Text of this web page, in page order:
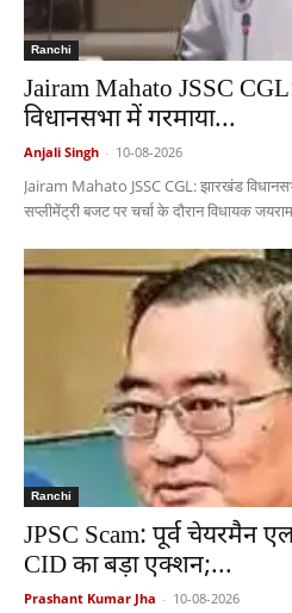
Ranchi
Jairam Mahato JSSC
विधानसभा में गरमाया...
Anjali Singh - 10-08-2026
Jairam Mahato JSSC CGL: झारखंड
सप्लीमेंट्री बजट पर चर्चा के दौरान विधायक
Ranchi
JPSC Scam: पूर्व चेयरमैन
CID का बड़ा एक्शन;...
Prashant Kumar Jha - 10-08-2026